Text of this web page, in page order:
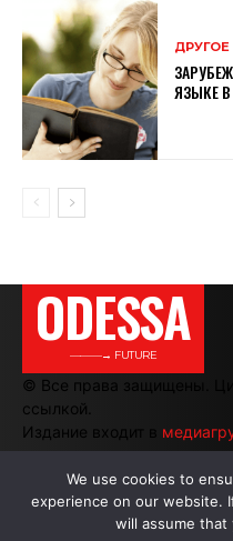
ДРУГОЕ
ЯЗЫКЕ
ODESSA
———→ FUTURE
© Все права защищены.
ссылкой.
Издание входит в
We use cookies to
experience on our website.
will assume